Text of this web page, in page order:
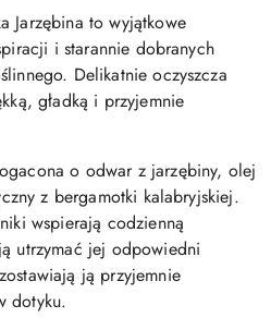
Jarzębina to wyjątkowe
i starannie dobranych
Delikatnie oczyszcza
gładką i przyjemnie
o odwar z jarzębiny, olej
z bergamotki kalabryjskiej.
wspierają codzienną
utrzymać jej odpowiedni
ją przyjemnie
dotyku.